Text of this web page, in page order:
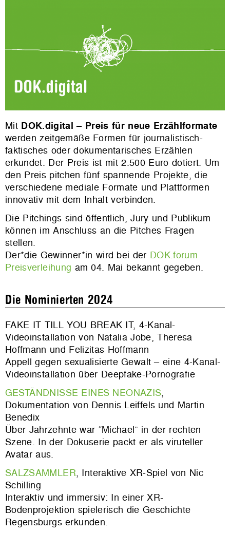
Mit DOK.digital – Preis für neue Erzählformate
werden zeitgemäße Formen für journalistisch-
faktisches oder dokumentarisches Erzählen
erkundet. Der Preis ist mit 2.500 Euro dotiert. Um
den Preis pitchen fünf spannende Projekte, die
verschiedene mediale Formate und Plattformen
innovativ mit dem Inhalt verbinden.
Die Pitchings sind öffentlich, Jury und Publikum
können im Anschluss an die Pitches Fragen
stellen.
Der*die Gewinner*in wird bei der DOK.forum
Preisverleihung am 04. Mai bekannt gegeben.
Die Nominierten 2024
FAKE IT TILL YOU BREAK IT, 4-Kanal-
Videoinstallation von Natalia Jobe, Theresa
Hoffmann und Felizitas Hoffmann
Appell gegen sexualisierte Gewalt – eine 4-Kanal-
Videoinstallation über Deepfake-Pornografie
GESTÄNDNISSE EINES NEONAZIS,
Dokumentation von Dennis Leiffels und Martin
Benedix
Über Jahrzehnte war “Michael” in der rechten
Szene. In der Dokuserie packt er als viruteller
Avatar aus.
SALZSAMMLER, Interaktive XR-Spiel von Nic
Schilling
Interaktiv und immersiv: In einer XR-
Bodenprojektion spielerisch die Geschichte
Regensburgs erkunden.